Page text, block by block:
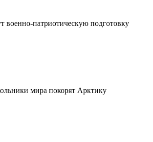
военно-патриотическую подготовку
мира покорят Арктику